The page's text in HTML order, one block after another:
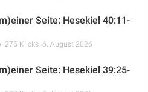
Seite: Hesekiel 40:11-
275 Klicks 6. August 2026
Seite: Hesekiel 39:25-